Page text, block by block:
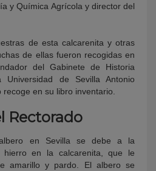
y Química Agrícola y director del
de esta calcarenita y otras
de ellas fueron recogidas en
del Gabinete de Historia
de Sevilla Antonio
en su libro inventario.
Rectorado
en Sevilla se debe a la
hierro en la calcarenita, que le
amarillo y pardo. El albero se